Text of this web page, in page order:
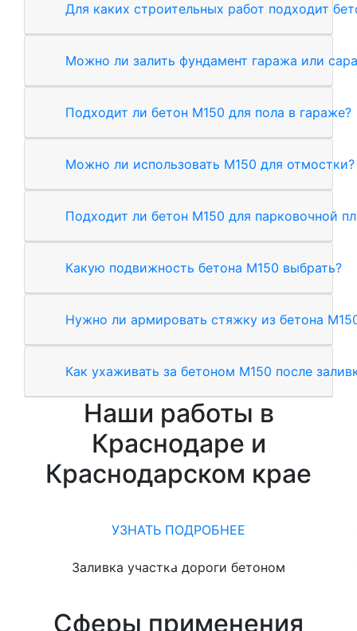
Для каких строительных работ подходит
Можно ли залить фундамент гаража или
Подходит ли бетон М150 для пола в гараже?
Можно ли использовать М150 для отмостки?
Подходит ли бетон М150 для парковочной
Какую подвижность бетона М150 выбрать?
Нужно ли армировать стяжку из бетона
Как ухаживать за бетоном М150 после
Наши работы в
Краснодаре и
Краснодарском крае